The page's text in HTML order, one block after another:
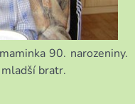
90. narozeniny.
bratr.